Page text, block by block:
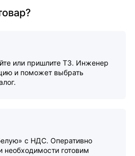
или пришлите ТЗ. Инженер
и поможет выбрать
с НДС. Оперативно
необходимости готовим